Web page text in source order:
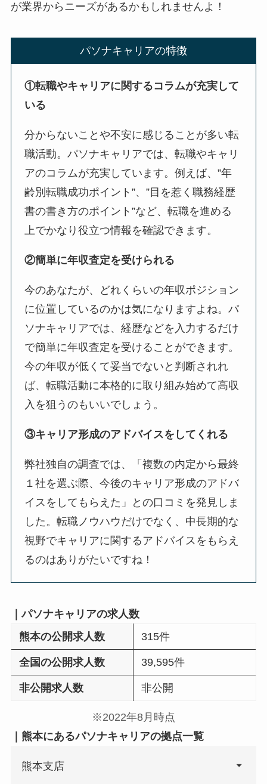
が業界からニーズがあるかもしれませんよ！
パソナキャリアの特徴
①転職やキャリアに関するコラムが充実して
いる
分からないことや不安に感じることが多い転
職活動。パソナキャリアでは、転職やキャリ
アのコラムが充実しています。例えば、”年
齢別転職成功ポイント”、”目を惹く職務経歴
書の書き方のポイント”など、転職を進める
上でかなり役立つ情報を確認できます。
②簡単に年収査定を受けられる
今のあなたが、どれくらいの年収ポジション
に位置しているのかは気になりますよね。パ
ソナキャリアでは、経歴などを入力するだけ
で簡単に年収査定を受けることができます。
今の年収が低くて妥当でないと判断されれ
ば、転職活動に本格的に取り組み始めて高収
入を狙うのもいいでしょう。
③キャリア形成のアドバイスをしてくれる
弊社独自の調査では、「複数の内定から最終
１社を選ぶ際、今後のキャリア形成のアドバ
イスをしてもらえた」との口コミを発見しま
した。転職ノウハウだけでなく、中長期的な
視野でキャリアに関するアドバイスをもらえ
るのはありがたいですね！
｜パソナキャリアの求人数
熊本の公開求人数
315件
全国の公開求人数 39,595件
非公開求人数 非公開
※2022年8月時点
｜熊本にあるパソナキャリアの拠点一覧
熊本支店